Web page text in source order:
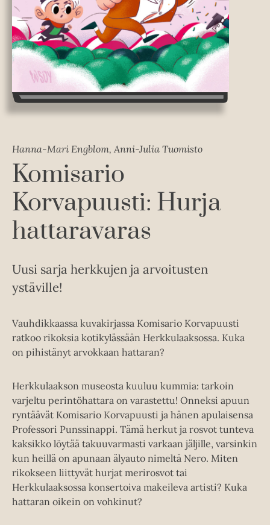
Hanna-Mari Engblom, Anni-Julia Tuomisto
Komisario
Korvapuusti: Hurja
hattaravaras
Uusi sarja herkkujen ja arvoitusten
ystäville!
Vauhdikkaassa kuvakirjassa Komisario Korvapuusti
ratkoo rikoksia kotikylässään Herkkulaaksossa. Kuka
on pihistänyt arvokkaan hattaran?
Herkkulaakson museosta kuuluu kummia: tarkoin
varjeltu perintöhattara on varastettu! Onneksi apuun
ryntäävät Komisario Korvapuusti ja hänen apulaisensa
Professori Punssinappi. Tämä herkut ja rosvot tunteva
kaksikko löytää takuuvarmasti varkaan jäljille, varsinkin
kun heillä on apunaan älyauto nimeltä Nero. Miten
rikokseen liittyvät hurjat merirosvot tai
Herkkulaaksossa konsertoiva makeileva artisti? Kuka
hattaran oikein on vohkinut?